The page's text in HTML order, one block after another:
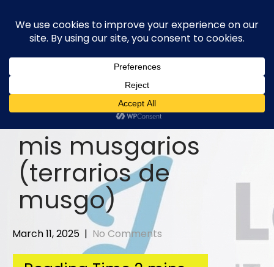
content
mis musgarios
(terrarios de
musgo)
March 11, 2025 | No Comments